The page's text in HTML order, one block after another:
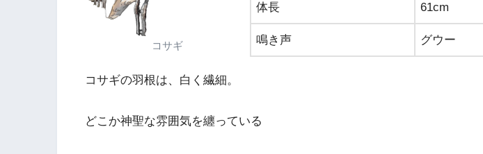
コサギ
体長 61cm
鳴き声 グウー
コサギの羽根は、白く繊細。
どこか神聖な雰囲気を纏っている